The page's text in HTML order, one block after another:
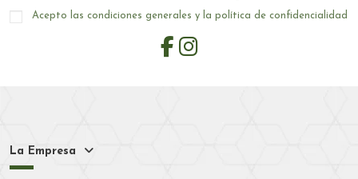
Acepto las condiciones generales y la política de confidencialidad
La Empresa